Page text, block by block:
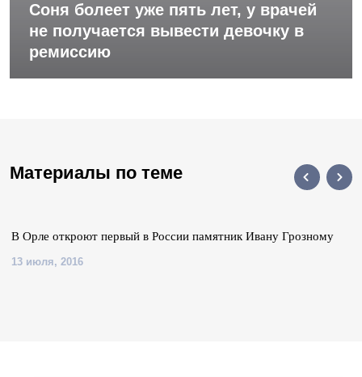
Соня болеет уже пять лет, у врачей
не получается вывести девочку в
ремиссию
Материалы по теме
В Орле откроют первый в России памятник Ивану Грозному
13 июля, 2016